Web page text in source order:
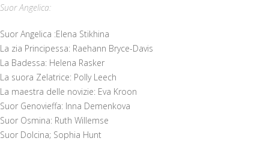
Suor Angelica:
Suor Angelica :Elena Stikhina
La zia Principessa: Raehann Bryce-Davis
La Badessa: Helena Rasker
La suora Zelatrice: Polly Leech
La maestra delle novizie: Eva Kroon
Suor Genovieffa: Inna Demenkova
Suor Osmina: Ruth Willemse
Suor Dolcina; Sophia Hunt